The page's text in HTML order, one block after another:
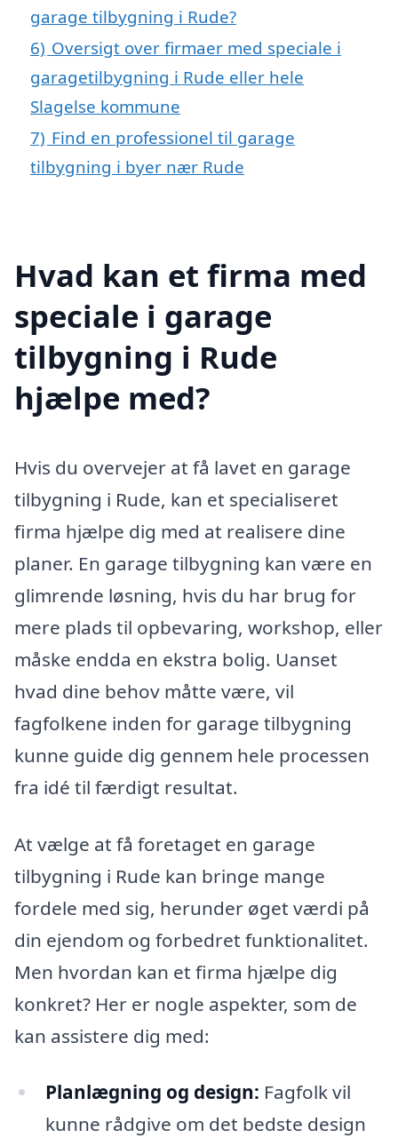
garage tilbygning i Rude?
6) Oversigt over firmaer med speciale i
garagetilbygning i Rude eller hele
Slagelse kommune
7) Find en professionel til garage
tilbygning i byer nær Rude
Hvad kan et firma med
speciale i garage
tilbygning i Rude
hjælpe med?
Hvis du overvejer at få lavet en garage
tilbygning i Rude, kan et specialiseret
firma hjælpe dig med at realisere dine
planer. En garage tilbygning kan være en
glimrende løsning, hvis du har brug for
mere plads til opbevaring, workshop, eller
måske endda en ekstra bolig. Uanset
hvad dine behov måtte være, vil
fagfolkene inden for garage tilbygning
kunne guide dig gennem hele processen
fra idé til færdigt resultat.
At vælge at få foretaget en garage
tilbygning i Rude kan bringe mange
fordele med sig, herunder øget værdi på
din ejendom og forbedret funktionalitet.
Men hvordan kan et firma hjælpe dig
konkret? Her er nogle aspekter, som de
kan assistere dig med:
Planlægning og design: Fagfolk vil
kunne rådgive om det bedste design